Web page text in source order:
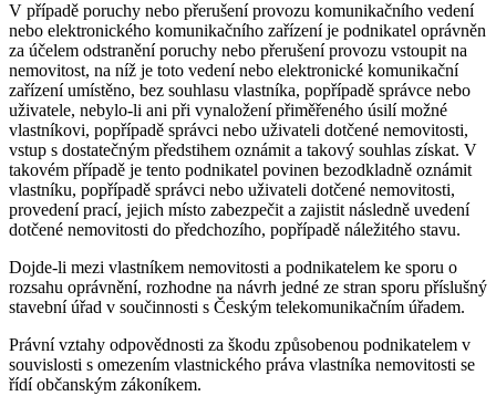
V případě poruchy nebo přerušení provozu komunikačního vedení
nebo elektronického komunikačního zařízení je podnikatel oprávněn
za účelem odstranění poruchy nebo přerušení provozu vstoupit na
nemovitost, na níž je toto vedení nebo elektronické komunikační
zařízení umístěno, bez souhlasu vlastníka, popřípadě správce nebo
uživatele, nebylo-li ani při vynaložení přiměřeného úsilí možné
vlastníkovi, popřípadě správci nebo uživateli dotčené nemovitosti,
vstup s dostatečným předstihem oznámit a takový souhlas získat. V
takovém případě je tento podnikatel povinen bezodkladně oznámit
vlastníku, popřípadě správci nebo uživateli dotčené nemovitosti,
provedení prací, jejich místo zabezpečit a zajistit následně uvedení
dotčené nemovitosti do předchozího, popřípadě náležitého stavu.
Dojde-li mezi vlastníkem nemovitosti a podnikatelem ke sporu o
rozsahu oprávnění, rozhodne na návrh jedné ze stran sporu příslušný
stavební úřad v součinnosti s Českým telekomunikačním úřadem.
Právní vztahy odpovědnosti za škodu způsobenou podnikatelem v
souvislosti s omezením vlastnického práva vlastníka nemovitosti se
řídí občanským zákoníkem.